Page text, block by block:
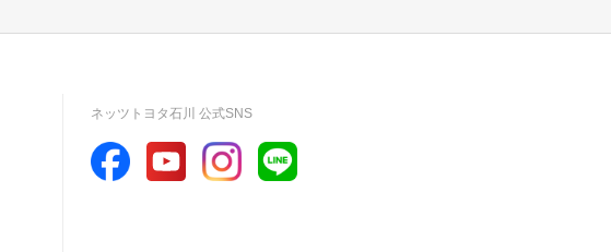
ネッツトヨタ石川 公式SNS